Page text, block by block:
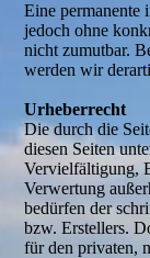
Eine permanente
jedoch ohne
nicht zumutbar.
werden wir
Urheberrecht
Die durch die
diesen Seiten
Vervielfältigung,
Verwertung
bedürfen der
bzw. Erstellers.
für den privaten,